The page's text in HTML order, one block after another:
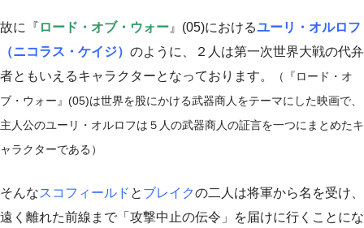
故に『 ロード・オブ・ウォー 』(05)におけるユーリ・オルロフ
（ニコラス・ケイジ） のように、２人は第一次世界大戦の代弁
者ともいえるキャラクターとなっております。
（『ロード・オ
ブ・ウォー』(05)は世界を股にかける武器商人をテーマにした映画で、
主人公のユーリ・オルロフは５人の武器商人の証言を一つにまとめたキ
ャラクターである）
そんなスコフィールド と ブレイクの二人は将軍から名を受け、
遠く離れた前線まで「攻撃中止の伝令」を届けに行くことにな